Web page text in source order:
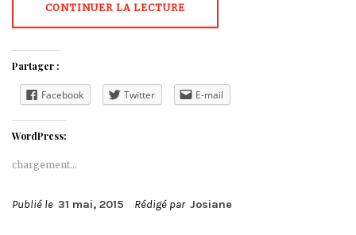
CONTINUER LA LECTURE
Partager :
Facebook Twitter E-mail
WordPress:
chargement…
Publié le 31 mai, 2015 Rédigé par Josiane